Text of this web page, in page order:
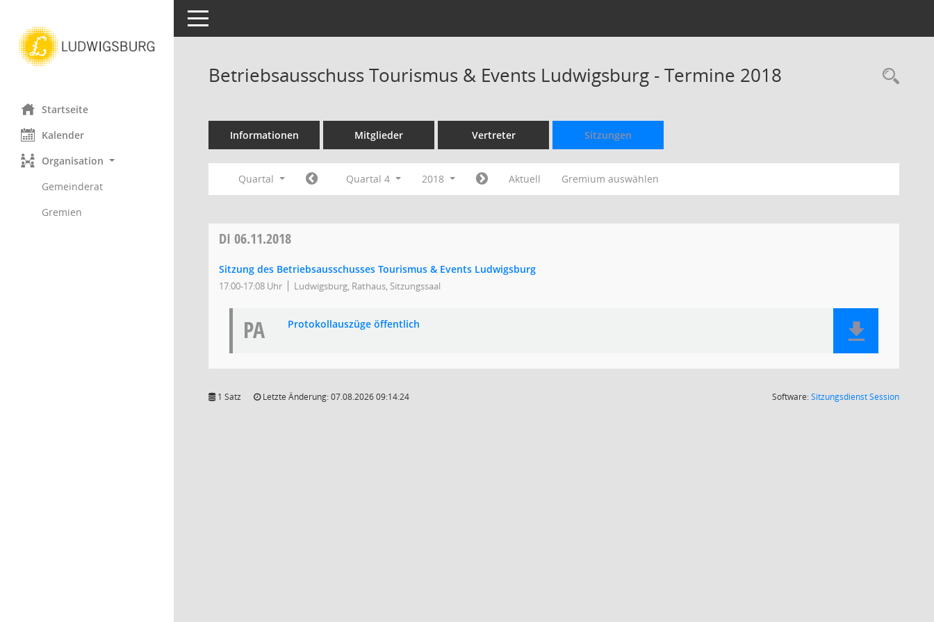
Startseite
Kalender
Organisation
Gemeinderat
Gremien
Toggle navigation
Betriebsausschuss Tourismus & Events Ludwigsburg - Termine 2018
Informationen Mitglieder Vertreter Sitzungen
Quartal Quartal 4 2018 Aktuell Gremium auswählen
DI 06.11.2018
Sitzung des Betriebsausschusses Tourismus & Events Ludwigsburg
17:00-17:08 Uhr Ludwigsburg, Rathaus, Sitzungssaal
PA Protokollauszüge öffentlich
1 Satz Letzte Änderung: 07.08.2026 09:14:24 Software:SitzungsdienstSession(Wird in